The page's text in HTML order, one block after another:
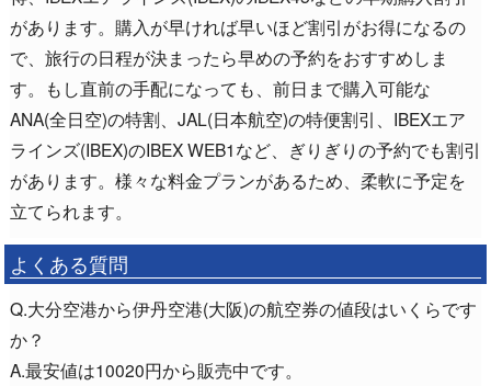
があります。購入が早ければ早いほど割引がお得になるの
で、旅行の日程が決まったら早めの予約をおすすめしま
す。もし直前の手配になっても、前日まで購入可能な
ANA(全日空)の特割、JAL(日本航空)の特便割引、IBEXエア
ラインズ(IBEX)のIBEX WEB1など、ぎりぎりの予約でも割引
があります。様々な料金プランがあるため、柔軟に予定を
立てられます。
よくある質問
Q.大分空港から伊丹空港(大阪)の航空券の値段はいくらです
か？
A.最安値は10020円から販売中です。